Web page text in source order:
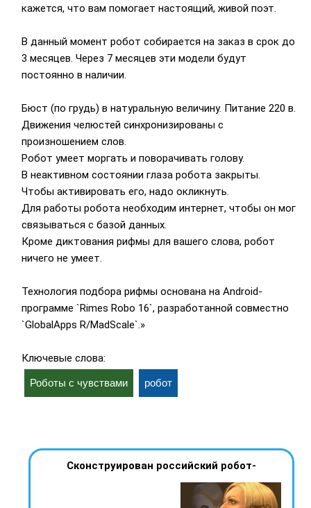
кажется, что вам помогает настоящий, живой поэт.
В данный момент робот собирается на заказ в срок до
3 месяцев. Через 7 месяцев эти модели будут
постоянно в наличии.
Бюст (по грудь) в натуральную величину. Питание 220 в.
Движения челюстей синхронизированы с
произношением слов.
Робот умеет моргать и поворачивать голову.
В неактивном состоянии глаза робота закрыты.
Чтобы активировать его, надо окликнуть.
Для работы робота необходим интернет, чтобы он мог
связываться с базой данных.
Кроме диктования рифмы для вашего слова, робот
ничего не умеет.
Технология подбора рифмы основана на Android-
программе `Rimes Robo 16`, разработанной совместно
`GlobalApps R/MadScale`.»
Ключевые слова:
Роботы с чувствами робот
Сконструирован российский робот-